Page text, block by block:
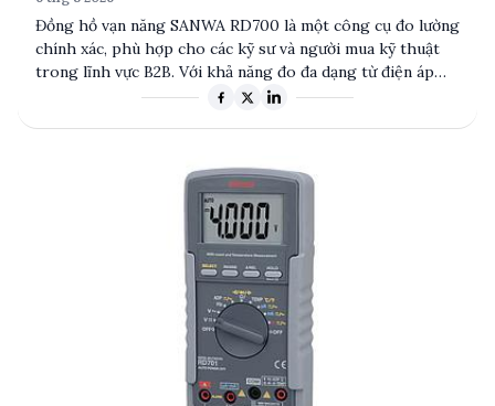
Đồng hồ vạn năng SANWA RD700 là một công cụ đo lường
chính xác, phù hợp cho các kỹ sư và người mua kỹ thuật
trong lĩnh vực B2B. Với khả năng đo đa dạng từ điện áp
DC/AC, dòng điện đến điện trở và điện dung, sản phẩm
Loan và được thiết kế để đáp ứng nhu cầu đo lường